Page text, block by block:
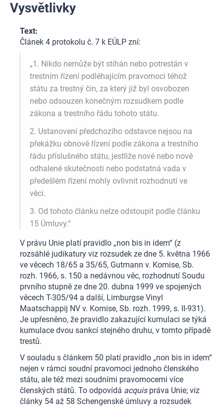
Vysvětlivky
Text:
Článek 4 protokolu č. 7 k EÚLP zní:
„1. Nikdo nemůže být stíhán nebo potrestán v
trestním řízení podléhajícím pravomoci téhož
státu za trestný čin, za který již byl osvobozen
nebo odsouzen konečným rozsudkem podle
zákona a trestního řádu tohoto státu.
2. Ustanovení předchozího odstavce nejsou na
překážku obnově řízení podle zákona a trestního
řádu příslušného státu, jestliže nové nebo nově
odhalené skutečnosti nebo podstatná vada v
předešlém řízení mohly ovlivnit rozhodnutí ve
věci.
3. Od tohoto článku nelze odstoupit podle článku
15 Úmluvy.“
V právu Unie platí pravidlo „non bis in idem“ (z
rozsáhlé judikatury viz rozsudek ze dne 5. května 1966
ve věcech 18/65 a 35/65, Gutmann v. Komise, Sb.
rozh. 1966, s. 150 a nedávnou věc, rozhodnutí Soudu
prvního stupně ze dne 20. dubna 1999 ve spojených
věcech T-305/94 a další, Limburgse Vinyl
Maatschappij NV v. Komise, Sb. rozh. 1999, s. II-931).
Je upřesněno, že pravidlo zakazující kumulaci se týká
kumulace dvou sankcí stejného druhu, v tomto případě
trestů.
V souladu s článkem 50 platí pravidlo „non bis in idem“
nejen v rámci soudní pravomoci jednoho členského
státu, ale též mezi soudními pravomocemi více
členských států. To odpovídá acquispráva Unie; viz
články 54 až 58 Schengenské úmluvy a rozsudek